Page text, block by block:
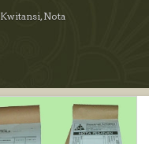
Kwitansi, Nota